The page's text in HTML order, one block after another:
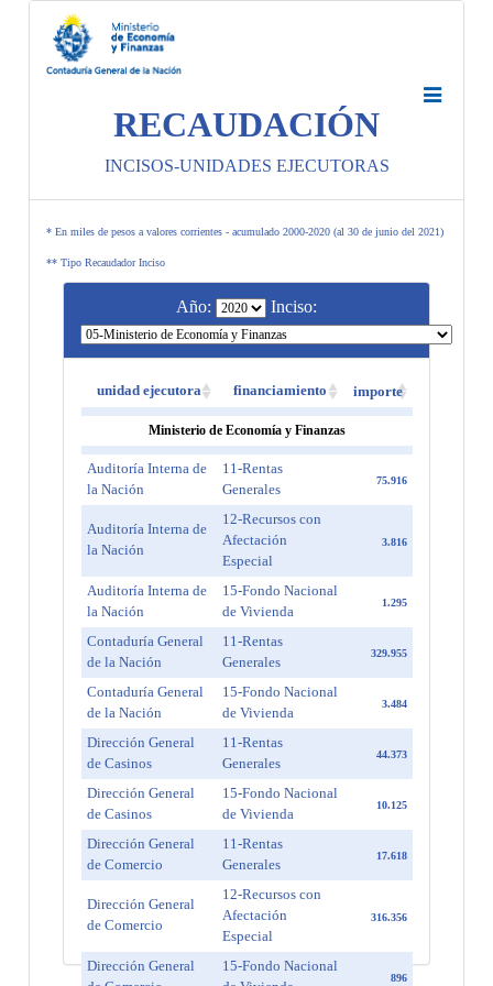
RECAUDACIÓN
INCISOS-UNIDADES EJECUTORAS
* En miles de pesos a valores corrientes - acumulado 2000-2020 (al 30 de junio del 2021)
** Tipo Recaudador Inciso
Año: Inciso:
unidad ejecutora financiamiento importe
Ministerio de Economía y Finanzas
Auditoría Interna de
la Nación
11-Rentas
Generales
75.916
Auditoría Interna de
la Nación
12-Recursos con
Afectación
Especial
3.816
Auditoría Interna de
la Nación
15-Fondo Nacional
de Vivienda
1.295
Contaduría General
de la Nación
11-Rentas
Generales
329.955
Contaduría General
de la Nación
15-Fondo Nacional
de Vivienda
3.484
Dirección General
de Casinos
11-Rentas
Generales
44.373
Dirección General
de Casinos
15-Fondo Nacional
de Vivienda
10.125
Dirección General
de Comercio
11-Rentas
Generales
17.618
Dirección General
de Comercio
12-Recursos con
Afectación
Especial
316.356
Dirección General
15-Fondo Nacional
896